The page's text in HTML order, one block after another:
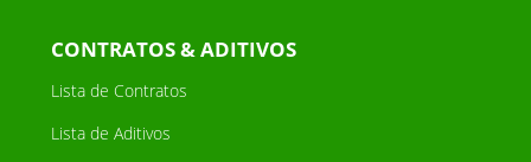
CONTRATOS & ADITIVOS
Lista de Contratos
Lista de Aditivos